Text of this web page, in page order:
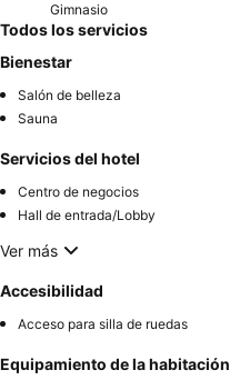
Gimnasio
Todos los servicios
Bienestar
Salón de belleza
Sauna
Servicios del hotel
Centro de negocios
Hall de entrada/Lobby
Ver más
Accesibilidad
Acceso para silla de ruedas
Equipamiento de la habitación